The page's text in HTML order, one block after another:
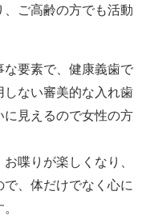
ご高齢の方でも活動
な要素で、健康義歯で
ない審美的な入れ歯
に見えるので女性の方
喋りが楽しくなり、
、体だけでなく心に